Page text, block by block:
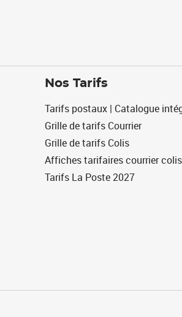
Nos Tarifs
Tarifs postaux | Catalogue
Grille de tarifs Courrier
Grille de tarifs Colis
Affiches tarifaires courrier colis
Tarifs La Poste 2027